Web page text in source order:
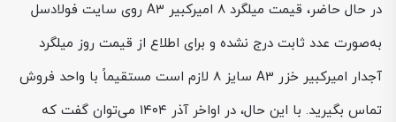
در حال حاضر، قیمت میلگرد 8 امیرکبیر A3 روی سایت فولادسل
به‌صورت عدد ثابت درج نشده و برای اطلاع از قیمت روز میلگرد
آجدار امیرکبیر خزر A3 سایز 8 لازم است مستقیماً با واحد فروش
تماس بگیرید. با این حال، در اواخر آذر ۱۴۰۴ می‌توان گفت که